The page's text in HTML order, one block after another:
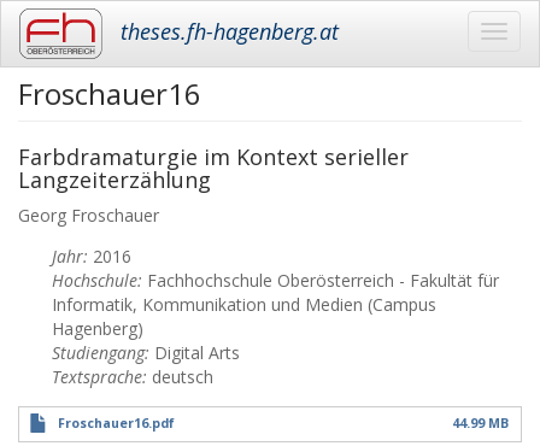
Skip
content
theses.fh-hagenberg.at
Froschauer16
Farbdramaturgie im Kontext serieller
Langzeiterzählung
Georg Froschauer
Jahr: 2016
Hochschule: Fachhochschule Oberösterreich - Fakultät für
Informatik, Kommunikation und Medien (Campus
Hagenberg)
Studiengang: Digital Arts
Textsprache: deutsch
Froschauer16.pdf 44.99 MB